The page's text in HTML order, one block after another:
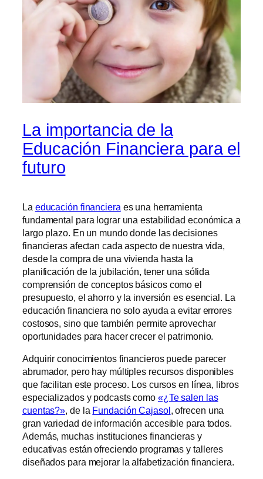
La importancia de la
Educación Financiera para el
futuro
La educación financiera es una herramienta
fundamental para lograr una estabilidad económica a
largo plazo. En un mundo donde las decisiones
financieras afectan cada aspecto de nuestra vida,
desde la compra de una vivienda hasta la
planificación de la jubilación, tener una sólida
comprensión de conceptos básicos como el
presupuesto, el ahorro y la inversión es esencial. La
educación financiera no solo ayuda a evitar errores
costosos, sino que también permite aprovechar
oportunidades para hacer crecer el patrimonio.
Adquirir conocimientos financieros puede parecer
abrumador, pero hay múltiples recursos disponibles
que facilitan este proceso. Los cursos en línea, libros
especializados y podcasts como «¿Te salen las
cuentas?», de la Fundación Cajasol, ofrecen una
gran variedad de información accesible para todos.
Además, muchas instituciones financieras y
educativas están ofreciendo programas y talleres
diseñados para mejorar la alfabetización financiera.